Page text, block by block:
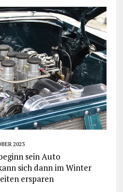
2023
sein Auto
sich dann im Winter
ersparen